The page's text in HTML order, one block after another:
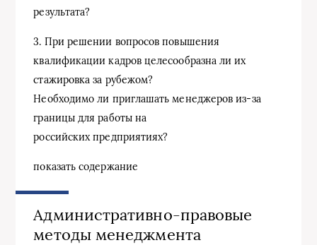
результата?
3. При решении вопросов повышения
квалификации кадров целесообразна ли их
стажировка за рубежом?
Необходимо ли приглашать менеджеров из-за
границы для работы на
российских предприятиях?
показать содержание
Административно-правовые
методы менеджмента